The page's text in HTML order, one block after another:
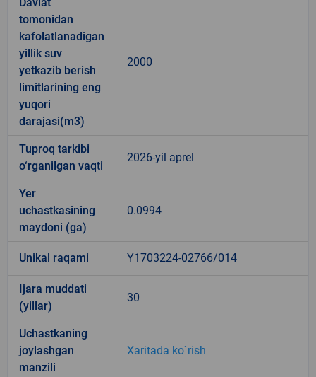
tomonidan
kafolatlanadigan
yillik suv
yetkazib berish
limitlarining eng
yuqori
darajasi(m3)
2000
Tuproq tarkibi
o‘rganilgan vaqti
2026-yil aprel
Yer
uchastkasining
maydoni (ga)
0.0994
Unikal raqami Y1703224-02766/014
Ijara muddati
(yillar)
30
Uchastkaning
joylashgan
manzili
Xaritada ko`rish